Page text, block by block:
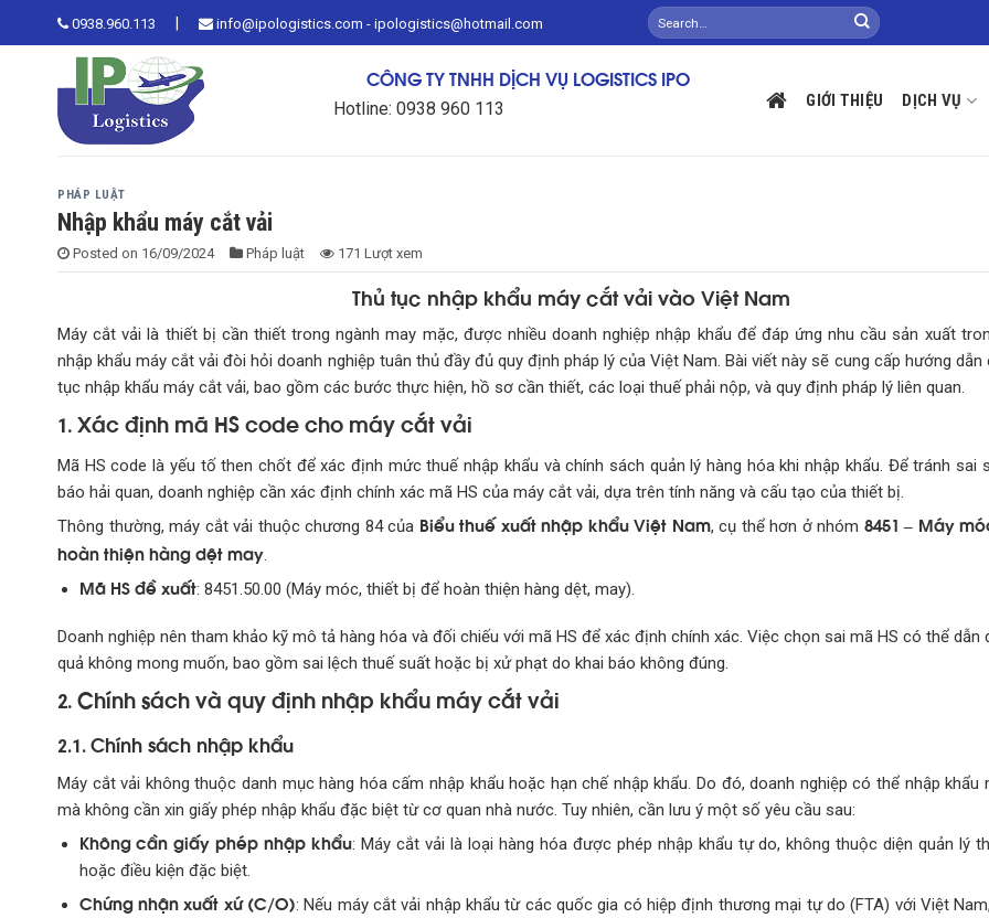
to
0938.960.113 | info@ipologistics.com - ipologistics@hotmail.com
CÔNG TY TNHH DỊCH VỤ LOGISTICS IPO
Hotline: 0938 960 113 GIỚI THIỆU DỊCH VỤ
PHÁP LUẬT
Nhập khẩu máy cắt vải
Posted on 16/09/2024 Pháp luật 171 Lượt xem
Thủ tục nhập khẩu máy cắt vải vào Việt Nam
Máy cắt vải là thiết bị cần thiết trong ngành may mặc, được nhiều doanh nghiệp nhập khẩu để đáp ứng nhu cầu sản xuất
nhập khẩu máy cắt vải đòi hỏi doanh nghiệp tuân thủ đầy đủ quy định pháp lý của Việt Nam. Bài viết này sẽ cung cấp hướng
tục nhập khẩu máy cắt vải, bao gồm các bước thực hiện, hồ sơ cần thiết, các loại thuế phải nộp, và quy định pháp lý liên quan.
1. Xác định mã HS code cho máy cắt vải
Mã HS code là yếu tố then chốt để xác định mức thuế nhập khẩu và chính sách quản lý hàng hóa khi nhập khẩu. Để tránh sai
báo hải quan, doanh nghiệp cần xác định chính xác mã HS của máy cắt vải, dựa trên tính năng và cấu tạo của thiết bị.
Thông thường, máy cắt vải thuộc chương 84 của Biểu thuế xuất nhập khẩu Việt Nam, cụ thể hơn ở nhóm 8451 – Máy
hoàn thiện hàng dệt may.
Mã HS đề xuất: 8451.50.00 (Máy móc, thiết bị để hoàn thiện hàng dệt, may).
Doanh nghiệp nên tham khảo kỹ mô tả hàng hóa và đối chiếu với mã HS để xác định chính xác. Việc chọn sai mã HS có thể dẫn
quả không mong muốn, bao gồm sai lệch thuế suất hoặc bị xử phạt do khai báo không đúng.
2. Chính sách và quy định nhập khẩu máy cắt vải
2.1. Chính sách nhập khẩu
Máy cắt vải không thuộc danh mục hàng hóa cấm nhập khẩu hoặc hạn chế nhập khẩu. Do đó, doanh nghiệp có thể nhập khẩu
mà không cần xin giấy phép nhập khẩu đặc biệt từ cơ quan nhà nước. Tuy nhiên, cần lưu ý một số yêu cầu sau:
Không cần giấy phép nhập khẩu: Máy cắt vải là loại hàng hóa được phép nhập khẩu tự do, không thuộc diện quản lý
hoặc điều kiện đặc biệt.
Chứng nhận xuất xứ (C/O): Nếu máy cắt vải nhập khẩu từ các quốc gia có hiệp định thương mại tự do (FTA) với Việt